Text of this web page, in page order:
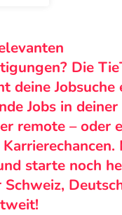
Die
deine Jobsuche
Jobs in
remote – oder
starte noch